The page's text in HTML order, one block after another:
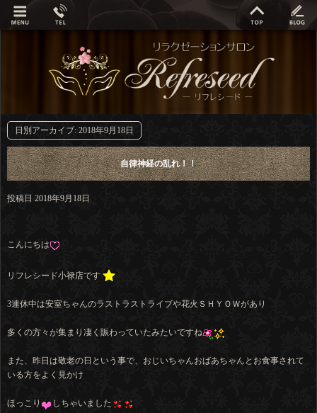
日別アーカイブ: 2018年9月18日
自律神経の乱れ！！
投稿日 2018年9月18日
こんにちは
リフレシード小禄店です
3連休中は安室ちゃんのラストラストライブや花火ＳＨＹＯＷがあり
多くの方々が集まり凄く賑わっていたみたいですね
また、昨日は敬老の日という事で、おじいちゃんおばあちゃんとお食事されて
いる方をよく見かけ
ほっこり しちゃいました